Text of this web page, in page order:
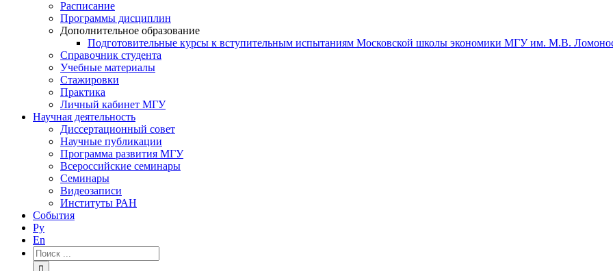
Расписание
Программы дисциплин
Дополнительное образование
Подготовительные курсы к вступительным испытаниям Московской школы экономики МГУ им. М.В.
Справочник студента
Учебные материалы
Стажировки
Практика
Личный кабинет МГУ
Научная деятельность
Диссертационный совет
Научные публикации
Программа развития МГУ
Всероссийские семинары
Семинары
Видеозаписи
Институты РАН
События
Ру
En
Результат
поиска: